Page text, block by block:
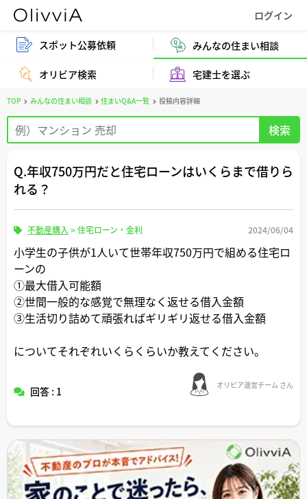
スポット公募依頼 みんなの住まい相談
オリビア検索 宅建士を選ぶ
TOP みんなの住まい相談 住まいQ&A一覧 投稿内容詳細
Q.年収750万円だと住宅ローンはいくらまで借りら
れる？
不動産購入 >住宅ローン・金利 2024/06/04
小学生の子供が1人いて世帯年収750万円で組める住宅ロ
ーンの
①最大借入可能額
②世間一般的な感覚で無理なく返せる借入金額
③生活切り詰めて頑張ればギリギリ返せる借入金額
についてそれぞれいくらくらいか教えてください。
回答 : 1 オリビア運営チーム さん